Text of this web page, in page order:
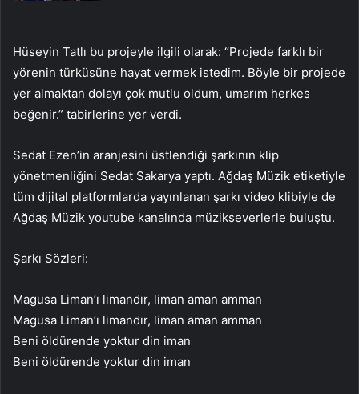
Hüseyin Tatlı bu projeyle ilgili olarak: “Projede farklı bir
yörenin türküsüne hayat vermek istedim. Böyle bir projede
yer almaktan dolayı çok mutlu oldum, umarım herkes
beğenir.” tabirlerine yer verdi.
Sedat Ezen’in aranjesini üstlendiği şarkının klip
yönetmenliğini Sedat Sakarya yaptı. Ağdaş Müzik etiketiyle
tüm dijital platformlarda yayınlanan şarkı video klibiyle de
Ağdaş Müzik youtube kanalında müzikseverlerle buluştu.
Şarkı Sözleri:
Magusa Liman’ı limandır, liman aman amman
Magusa Liman’ı limandır, liman aman amman
Beni öldürende yoktur din iman
Beni öldürende yoktur din iman